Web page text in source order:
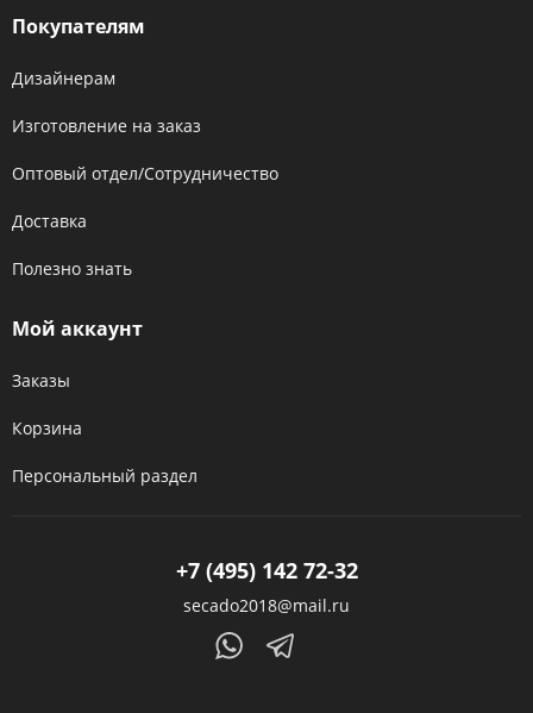
Покупателям
Дизайнерам
Изготовление на заказ
Оптовый отдел/Сотрудничество
Доставка
Полезно знать
Мой аккаунт
Заказы
Корзина
Персональный раздел
+7 (495) 142 72-32
secado2018@mail.ru